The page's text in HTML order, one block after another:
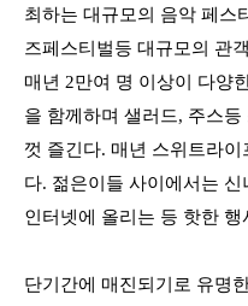
최하는 대규모의 음악 페스
즈페스티벌등 대규모의 관
매년 2만여 명 이상이 다양
을 함께하며 샐러드, 주스
껏 즐긴다. 매년 스위트라
다. 젊은이들 사이에서는
인터넷에 올리는 등 핫한
단기간에 매진되기로 유명